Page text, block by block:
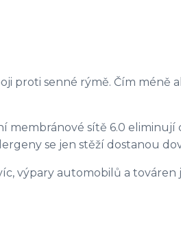
proti senné rýmě. Čím méně
sítě 6.0 eliminují
se jen stěží dostanou
výpary automobilů a továren